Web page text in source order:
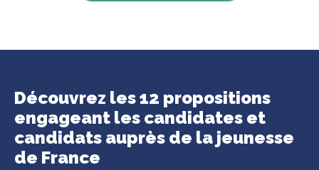
Découvrez les 12 propositions
engageant les candidates et
candidats auprès de la jeunesse
de France